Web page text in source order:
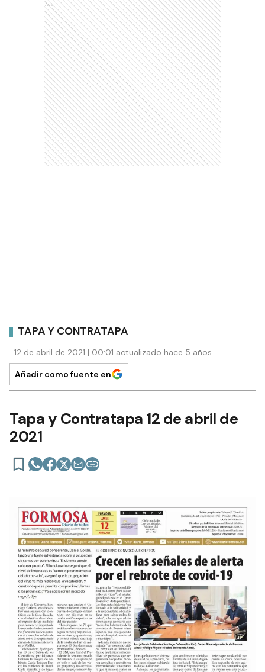
Ads
TAPA Y CONTRATAPA
12 de abril de 2021 | 00:01 actualizado hace 5 años
Añadir como fuente en
Tapa y Contratapa 12 de abril de
2021